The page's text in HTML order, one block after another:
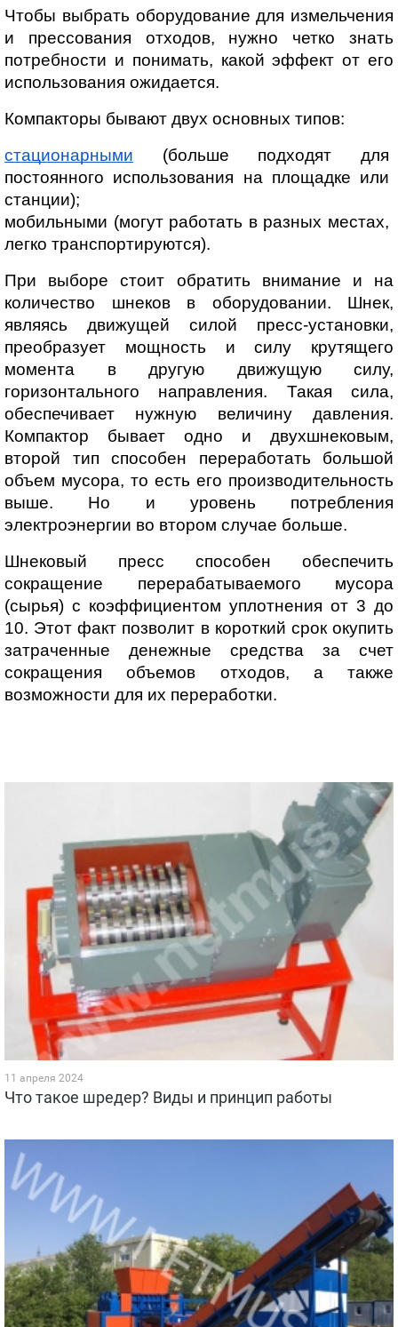
Чтобы выбрать оборудование для измельчения
и прессования отходов, нужно четко знать
потребности и понимать, какой эффект от его
использования ожидается.
Компакторы бывают двух основных типов:
стационарными (больше подходят для
постоянного использования на площадке или
станции);
мобильными (могут работать в разных местах,
легко транспортируются).
При выборе стоит обратить внимание и на
количество шнеков в оборудовании. Шнек,
являясь движущей силой пресс-установки,
преобразует мощность и силу крутящего
момента в другую движущую силу,
горизонтального направления. Такая сила,
обеспечивает нужную величину давления.
Компактор бывает одно и двухшнековым,
второй тип способен переработать большой
объем мусора, то есть его производительность
выше. Но и уровень потребления
электроэнергии во втором случае больше.
Шнековый пресс способен обеспечить
сокращение перерабатываемого мусора
(сырья) с коэффициентом уплотнения от 3 до
10. Этот факт позволит в короткий срок окупить
затраченные денежные средства за счет
сокращения объемов отходов, а также
возможности для их переработки.
11 апреля 2024
Что такое шредер? Виды и принцип работы